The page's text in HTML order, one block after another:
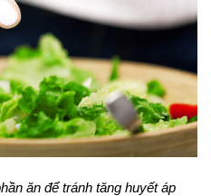
ăn để tránh tăng huyết áp